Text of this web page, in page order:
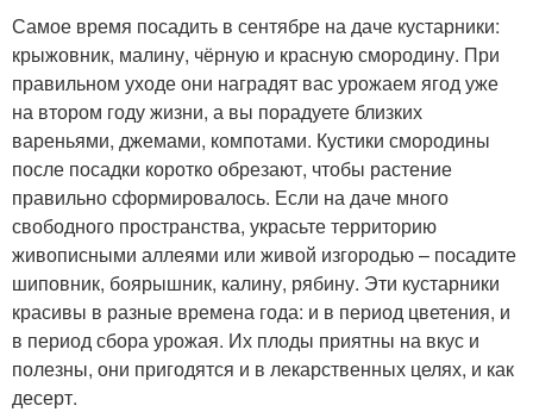
Самое время посадить в сентябре на даче кустарники:
крыжовник, малину, чёрную и красную смородину. При
правильном уходе они наградят вас урожаем ягод уже
на втором году жизни, а вы порадуете близких
вареньями, джемами, компотами. Кустики смородины
после посадки коротко обрезают, чтобы растение
правильно сформировалось. Если на даче много
свободного пространства, украсьте территорию
живописными аллеями или живой изгородью – посадите
шиповник, боярышник, калину, рябину. Эти кустарники
красивы в разные времена года: и в период цветения, и
в период сбора урожая. Их плоды приятны на вкус и
полезны, они пригодятся и в лекарственных целях, и как
десерт.